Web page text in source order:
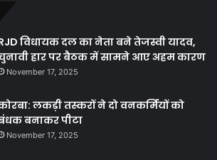
विशेषज्ञ या अपने चिकित्सक से परामर्श करें.
Buland Hindustan
विधायक दल का नेता बने तेजस्वी यादव,
हार पर बैठक में सामने आए अहम कारण
November 17, 2025
लकड़ी तस्करों ने दो वनकर्मियों को
बनाकर पीटा
November 17, 2025